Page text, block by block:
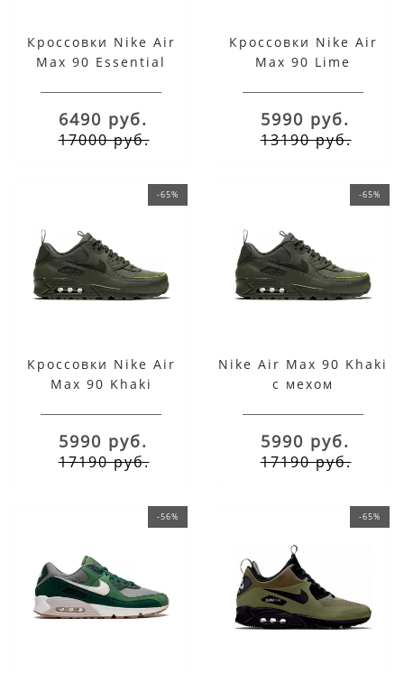
Кроссовки Nike Air
Max 90 Essential
6490 руб.
17000 руб.
Кроссовки Nike Air
Max 90 Lime
5990 руб.
13190 руб.
-65%
Кроссовки Nike Air
Max 90 Khaki
5990 руб.
17190 руб.
-65%
Nike Air Max 90 Khaki
с мехом
5990 руб.
17190 руб.
-56% -65%